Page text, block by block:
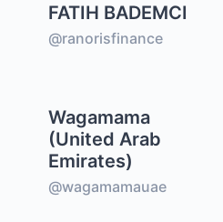
FATIH BADEMCI
@ranorisfinance
Wagamama
(United Arab
Emirates)
@wagamamauae